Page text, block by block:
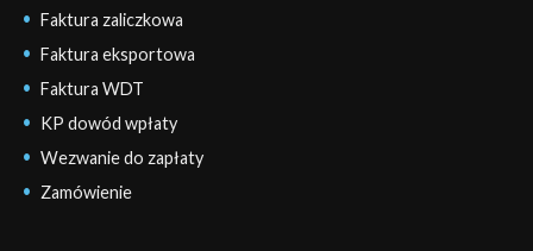
Faktura zaliczkowa
Faktura eksportowa
Faktura WDT
KP dowód wpłaty
Wezwanie do zapłaty
Zamówienie